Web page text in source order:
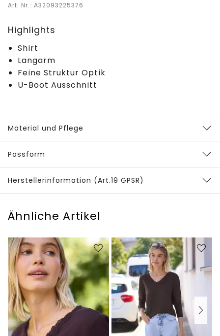
Art. Nr.: A32093225376
Highlights
Shirt
Langarm
Feine Struktur Optik
U-Boot Ausschnitt
Material und Pflege
Passform
Herstellerinformation (Art.19 GPSR)
Ähnliche Artikel